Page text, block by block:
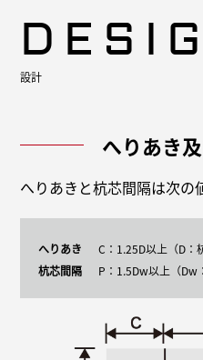
設計
へりあき
へりあきと杭芯間隔は次の
へりあき
C：1.25D以上（D：
杭芯間隔
P：1.5Dw以上（Dw